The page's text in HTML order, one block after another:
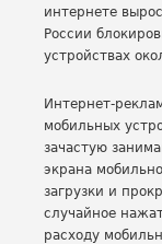
интернете
России
устройствах
Интернет-
мобильных
зачастую
экрана
загрузки и
случайное
расходу